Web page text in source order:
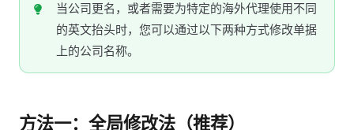
当公司更名，或者需要为特定的海外代理使用不同
的英文抬头时，您可以通过以下两种方式修改单据
上的公司名称。
方法一：全局修改法（推荐）